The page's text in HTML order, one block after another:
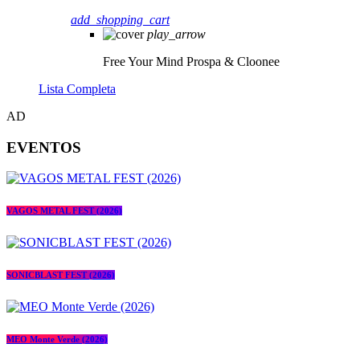
add_shopping_cart
play_arrow
Free Your Mind Prospa & Cloonee
Lista Completa
AD
EVENTOS
VAGOS METAL FEST (2026)
SONICBLAST FEST (2026)
MEO Monte Verde (2026)